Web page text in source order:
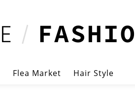
Flea Market Hair Style